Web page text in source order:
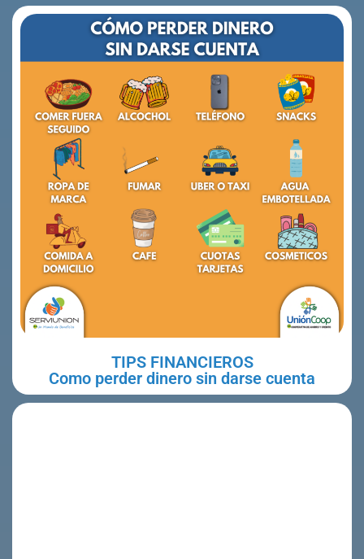
TIPS FINANCIEROS
Como perder dinero sin darse cuenta